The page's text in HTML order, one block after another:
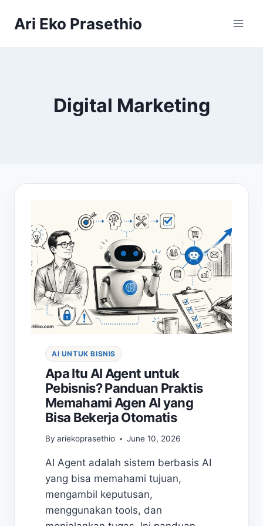
Ari Eko Prasethio
Digital Marketing
AI UNTUK BISNIS
Apa Itu AI Agent untuk
Pebisnis? Panduan Praktis
Memahami Agen AI yang
Bisa Bekerja Otomatis
By ariekoprasethio June 10, 2026
AI Agent adalah sistem berbasis AI
yang bisa memahami tujuan,
mengambil keputusan,
menggunakan tools, dan